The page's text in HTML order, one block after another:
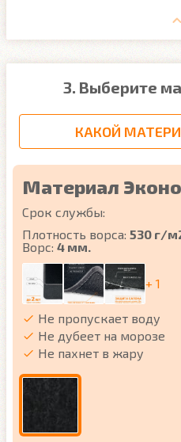
3. Выберите
КАКОЙ
Материал
Срок службы:
Плотность ворса: 530 г/
Ворс: 4 мм.
+ 1
Не пропускает воду
Не дубеет на морозе
Не пахнет в жару